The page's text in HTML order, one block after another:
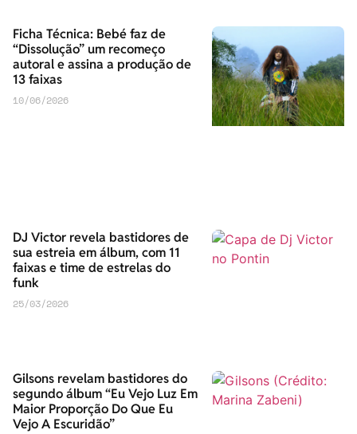
Ficha Técnica: Bebé faz de
“Dissolução” um recomeço
autoral e assina a produção de
13 faixas
10/06/2026
DJ Victor revela bastidores de
sua estreia em álbum, com 11
faixas e time de estrelas do
funk
25/03/2026
Gilsons revelam bastidores do
segundo álbum “Eu Vejo Luz Em
Maior Proporção Do Que Eu
Vejo A Escuridão”